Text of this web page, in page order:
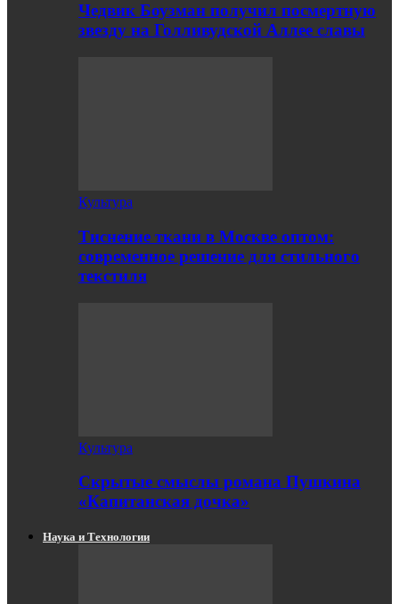
Чедвик Боузман получил посмертную
звезду на Голливудской Аллее славы
Культура
Тиснение ткани в Москве оптом:
современное решение для стильного
текстиля
Культура
Скрытые смыслы романа Пушкина
«Капитанская дочка»
Наука и Технологии